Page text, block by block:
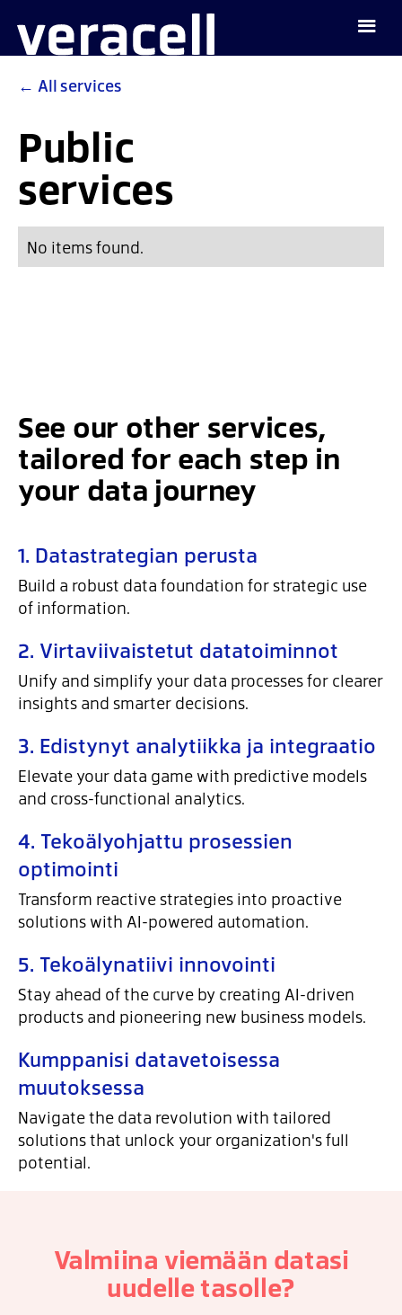
← All services
Public
services
No items found.
See our other services,
tailored for each step in
your data journey
1. Datastrategian perusta
Build a robust data foundation for strategic use
of information.
2. Virtaviivaistetut datatoiminnot
Unify and simplify your data processes for clearer
insights and smarter decisions.
3. Edistynyt analytiikka ja integraatio
Elevate your data game with predictive models
and cross-functional analytics.
4. Tekoälyohjattu prosessien
optimointi
Transform reactive strategies into proactive
solutions with AI-powered automation.
5. Tekoälynatiivi innovointi
Stay ahead of the curve by creating AI-driven
products and pioneering new business models.
Kumppanisi datavetoisessa
muutoksessa
Navigate the data revolution with tailored
solutions that unlock your organization's full
potential.
Valmiina viemään datasi
uudelle tasolle?